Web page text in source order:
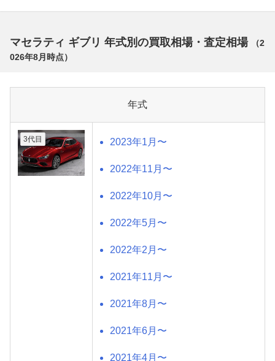
マセラティ ギブリ 年式別の買取相場・査定相場 （2
026年8月 時点）
年式
3代目 2023年1月〜
2022年11月〜
2022年10月〜
2022年5月〜
2022年2月〜
2021年11月〜
2021年8月〜
2021年6月〜
2021年4月〜